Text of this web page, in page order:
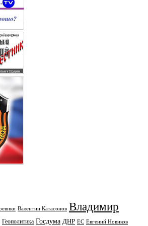
Валентин Катасонов Владимир
Геополитика Госдума ДНР ЕС Евгений Новиков